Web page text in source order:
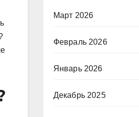
Март 2026
Февраль 2026
Январь 2026
Декабрь 2025